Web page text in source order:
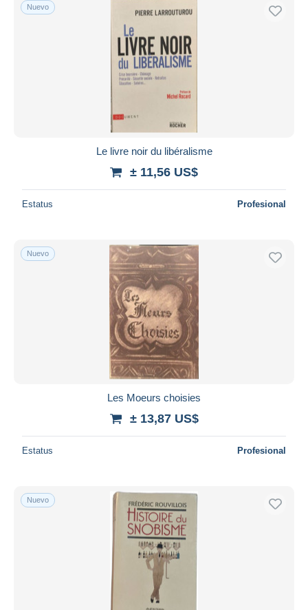
Nuevo
Le livre noir du libéralisme
± 11,56 US$
Estatus Profesional
Nuevo
Les Moeurs choisies
± 13,87 US$
Estatus Profesional
Nuevo